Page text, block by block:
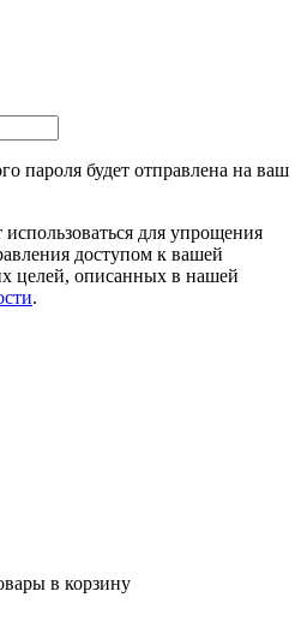
пароля будет отправлена ​​на ваш
для упрощения
доступом к вашей
целей, описанных в нашей
.
в корзину